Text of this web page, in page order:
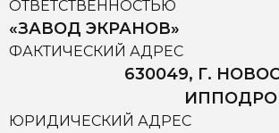
ОТВЕТСТВЕННОСТЬЮ
«ЗАВОД ЭКРАНОВ»
ФАКТИЧЕСКИЙ АДРЕС
630049, Г.
ЮРИДИЧЕСКИЙ АДРЕС